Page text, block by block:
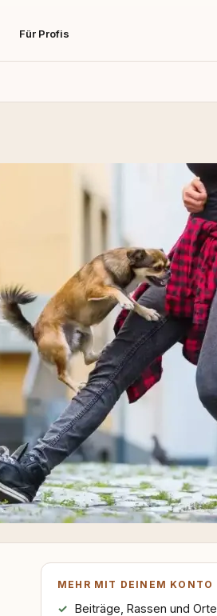
Für Profis
MEHR MIT DEINEM KONTO
Beiträge, Rassen und Orte